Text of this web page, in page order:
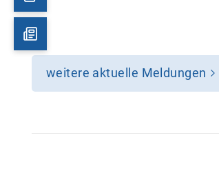
weitere aktuelle Meldungen